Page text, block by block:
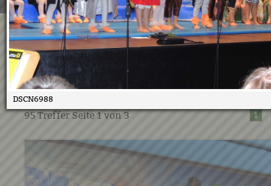
Musical
09.07.2019
95Treffer Seite1von3 1
DSCN6988